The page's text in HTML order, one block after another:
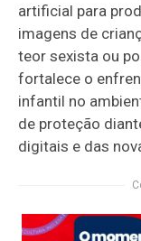
artificial para
imagens de
teor sexista ou
fortalece o
infantil no
de proteção
digitais e das